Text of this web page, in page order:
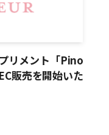
リメント「Pino
販売を開始いた